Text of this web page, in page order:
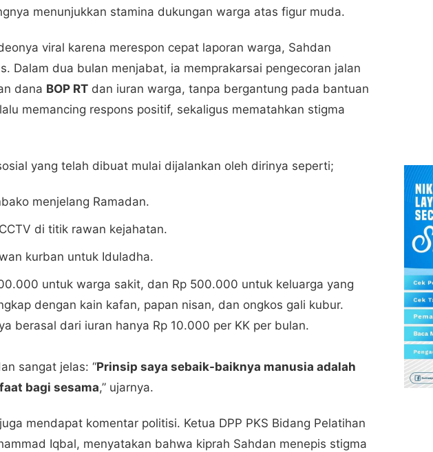
menunjukkan stamina dukungan warga atas figur muda.
viral karena merespon cepat laporan warga, Sahdan
Dalam dua bulan menjabat, ia memprakarsai pengecoran jalan
dana BOP RT dan iuran warga, tanpa bergantung pada bantuan
memancing respons positif, sekaligus mematahkan stigma
yang telah dibuat mulai dijalankan oleh dirinya seperti;
menjelang Ramadan.
di titik rawan kejahatan.
kurban untuk Iduladha.
untuk warga sakit, dan Rp 500.000 untuk keluarga yang
dengan kain kafan, papan nisan, dan ongkos gali kubur.
berasal dari iuran hanya Rp 10.000 per KK per bulan.
sangat jelas: “Prinsip saya sebaik-baiknya manusia adalah
bagi sesama,” ujarnya.
mendapat komentar politisi. Ketua DPP PKS Bidang Pelatihan
Iqbal, menyatakan bahwa kiprah Sahdan menepis stigma